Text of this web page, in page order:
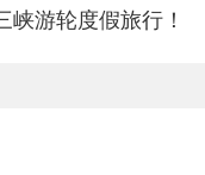
游轮度假旅行！